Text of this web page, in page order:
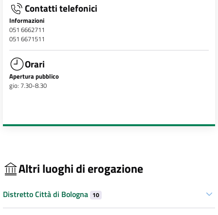
Contatti telefonici
Informazioni
051 6662711
051 6671511
Orari
Apertura pubblico
gio: 7.30-8.30
Altri luoghi di erogazione
Distretto Città di Bologna 10